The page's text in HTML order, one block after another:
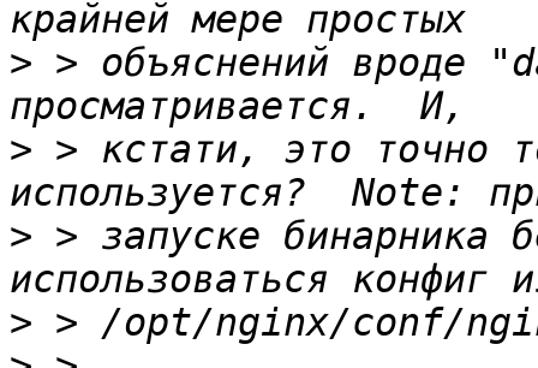
> > объяснений вроде
> > кстати, это точно
> > запуске бинарника
>